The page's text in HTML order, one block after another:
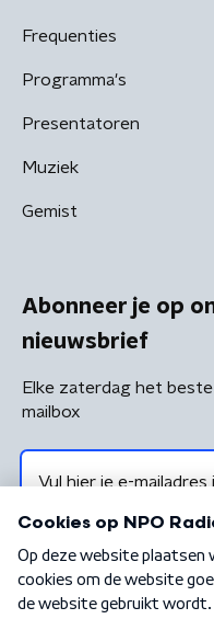
Frequenties
Programma's
Presentatoren
Muziek
Gemist
Abonneer je op
nieuwsbrief
Elke zaterdag het
mailbox